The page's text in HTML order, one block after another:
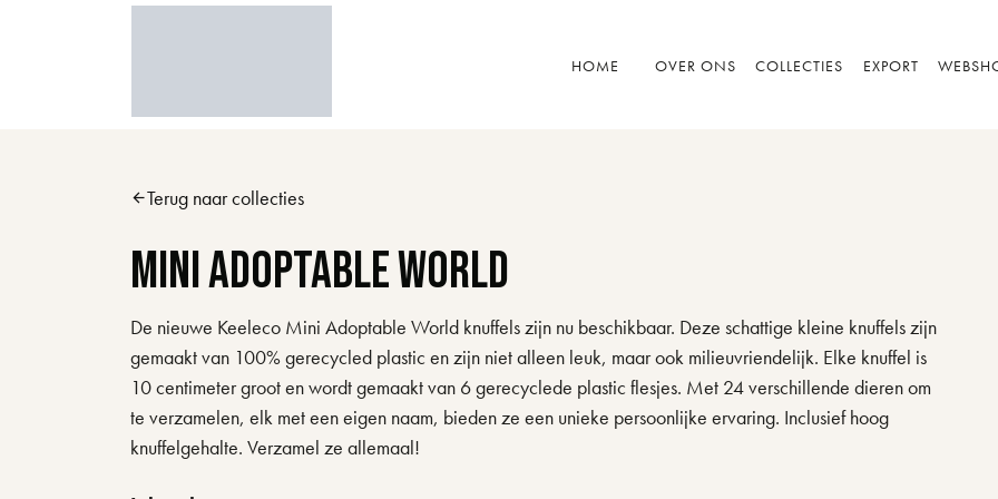
Skip to main content
HOME OVER ONS COLLECTIES EXPORT
arrow_backTerug naar collecties
Mini Adoptable World
De nieuwe Keeleco Mini Adoptable World knuffels zijn nu beschikbaar. Deze schattige kleine knuffels zijn
gemaakt van 100% gerecycled plastic en zijn niet alleen leuk, maar ook milieuvriendelijk. Elke knuffel is
10 centimeter groot en wordt gemaakt van 6 gerecyclede plastic flesjes. Met 24 verschillende dieren om
te verzamelen, elk met een eigen naam, bieden ze een unieke persoonlijke ervaring. Inclusief hoog
knuffelgehalte. Verzamel ze allemaal!